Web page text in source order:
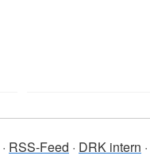
RSS-Feed DRK intern